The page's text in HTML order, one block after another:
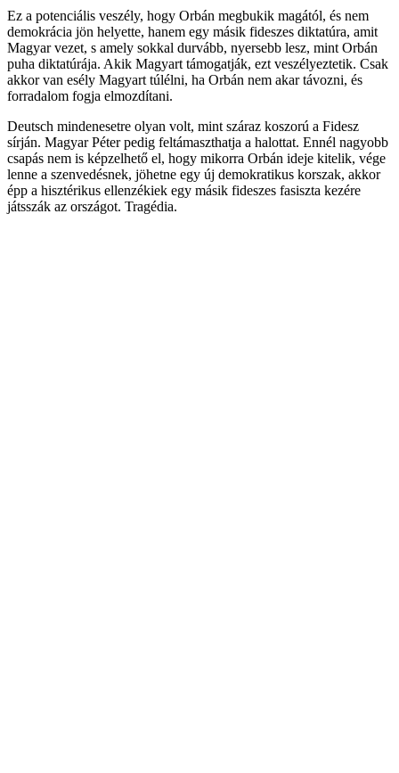
Ez a potenciális veszély, hogy Orbán megbukik magától, és nem
demokrácia jön helyette, hanem egy másik fideszes diktatúra, amit
Magyar vezet, s amely sokkal durvább, nyersebb lesz, mint Orbán
puha diktatúrája. Akik Magyart támogatják, ezt veszélyeztetik. Csak
akkor van esély Magyart túlélni, ha Orbán nem akar távozni, és
forradalom fogja elmozdítani.
Deutsch mindenesetre olyan volt, mint száraz koszorú a Fidesz
sírján. Magyar Péter pedig feltámaszthatja a halottat. Ennél nagyobb
csapás nem is képzelhető el, hogy mikorra Orbán ideje kitelik, vége
lenne a szenvedésnek, jöhetne egy új demokratikus korszak, akkor
épp a hisztérikus ellenzékiek egy másik fideszes fasiszta kezére
játsszák az országot. Tragédia.